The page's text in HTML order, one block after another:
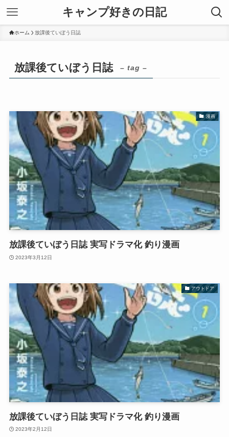
キャンプ好きの日記
ホーム 放課後ていぼう日誌
放課後ていぼう日誌 – tag –
漫画
放課後ていぼう日誌 実写ドラマ化 釣り漫画
2023年3月12日
アウトドア
放課後ていぼう日誌 実写ドラマ化 釣り漫画
2023年2月12日